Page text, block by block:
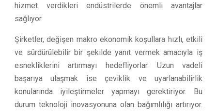
hizmet verdikleri endüstrilerde önemli avantajlar
sağlıyor.
Şirketler, değişen makro ekonomik koşullara hızlı, etkili
ve sürdürülebilir bir şekilde yanıt vermek amacıyla iş
esnekliklerini artırmayı hedefliyorlar. Uzun vadeli
başarıya ulaşmak ise çeviklik ve uyarlanabilirlik
konularında iyileştirmeler yapmayı gerektiriyor. Bu
durum teknoloji inovasyonuna olan bağımlılığı artırıyor.